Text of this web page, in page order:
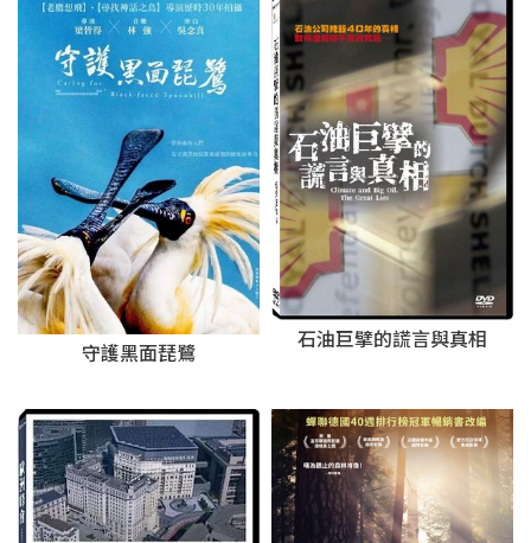
守護黑面琵鷺
石油巨擘的謊言與真相